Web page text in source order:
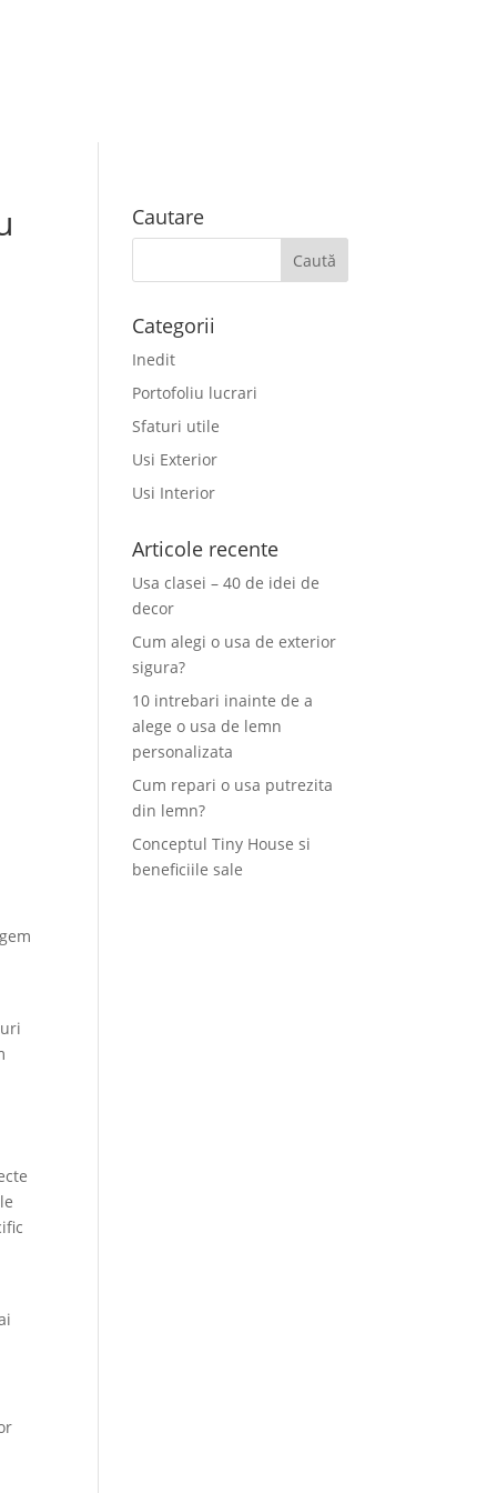
Cautare
Categorii
Inedit
Portofoliu lucrari
Sfaturi utile
Usi Exterior
Usi Interior
Articole recente
Usa clasei – 40 de idei de
decor
Cum alegi o usa de exterior
sigura?
10 intrebari inainte de a
alege o usa de lemn
personalizata
Cum repari o usa putrezita
din lemn?
Conceptul Tiny House si
beneficiile sale